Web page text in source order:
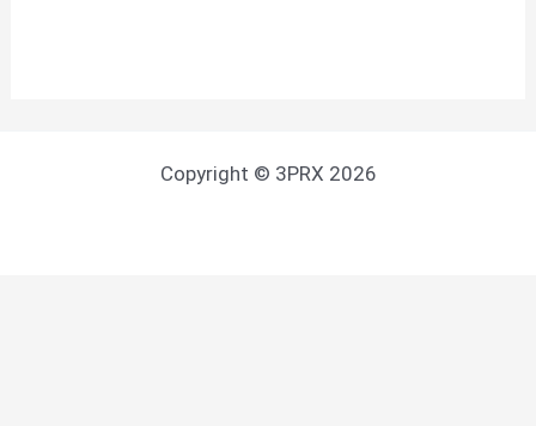
Copyright © 3PRX 2026